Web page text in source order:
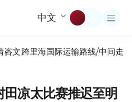
中文
咨文跨里海国际运输路线/中间走廊
凉太比赛推迟至明